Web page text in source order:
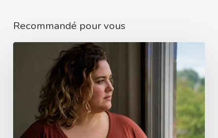
Recommandé pour vous
toujours
justifier